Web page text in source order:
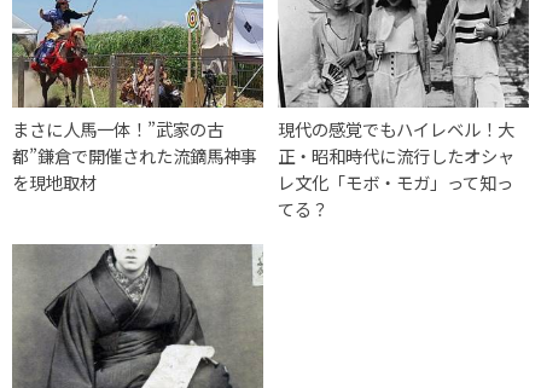
まさに人馬一体！”武家の古
都”鎌倉で開催された流鏑馬神事
を現地取材
現代の感覚でもハイレベル！大
正・昭和時代に流行したオシャ
レ文化「モボ・モガ」って知っ
てる？